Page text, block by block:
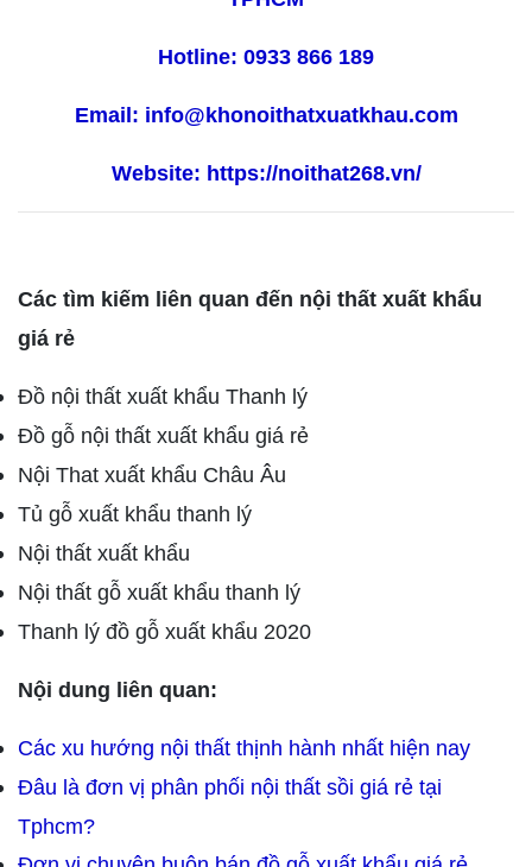
Hotline: 0933 866 189
Email: info@khonoithatxuatkhau.com
Website: https://noithat268.vn/
Các tìm kiếm liên quan đến nội thất xuất khẩu
giá rẻ
Đồ nội thất xuất khẩu Thanh lý
Đồ gỗ nội thất xuất khẩu giá rẻ
Nội That xuất khẩu Châu Âu
Tủ gỗ xuất khẩu thanh lý
Nội thất xuất khẩu
Nội thất gỗ xuất khẩu thanh lý
Thanh lý đồ gỗ xuất khẩu 2020
Nội dung liên quan:
Các xu hướng nội thất thịnh hành nhất hiện nay
Đâu là đơn vị phân phối nội thất sồi giá rẻ tại
Tphcm?